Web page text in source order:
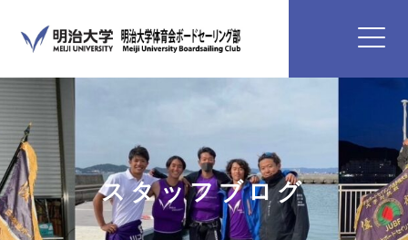
スタッフブログ